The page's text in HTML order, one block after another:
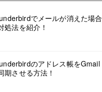
でメールが消えた場合
処法を紹介！
のアドレス帳をGmail
期させる方法！